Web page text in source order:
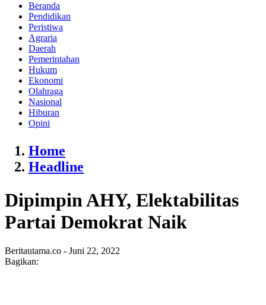
Beranda
Pendidikan
Peristiwa
Agraria
Daerah
Pemerintahan
Hukum
Ekonomi
Olahraga
Nasional
Hiburan
Opini
Home
Headline
Dipimpin AHY, Elektabilitas
Partai Demokrat Naik
Beritautama.co - Juni 22, 2022
Bagikan: